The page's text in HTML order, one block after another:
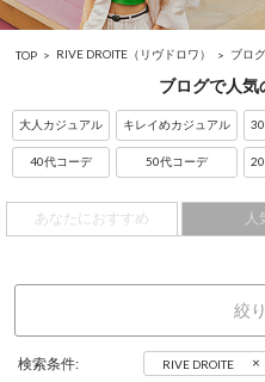
TOP RIVE DROITE（リヴドロワ） ブロ
ブログで人
大人カジュアル
40代コーデ
キレイめカジュアル
50代コーデ
あなたにおすすめ 人
絞
検索条件: RIVE DROITE ×